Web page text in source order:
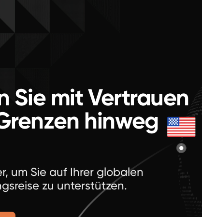
Sie mit Vertrauen
hinweg
um Sie auf Ihrer globalen
zu unterstützen.